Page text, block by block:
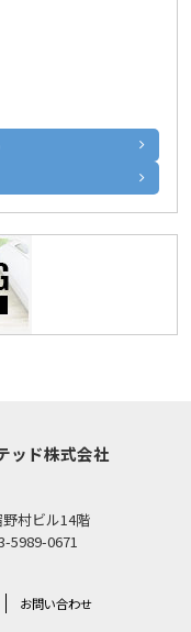
ッド株式会社
村ビル14階
5989-0671
お問い合わせ